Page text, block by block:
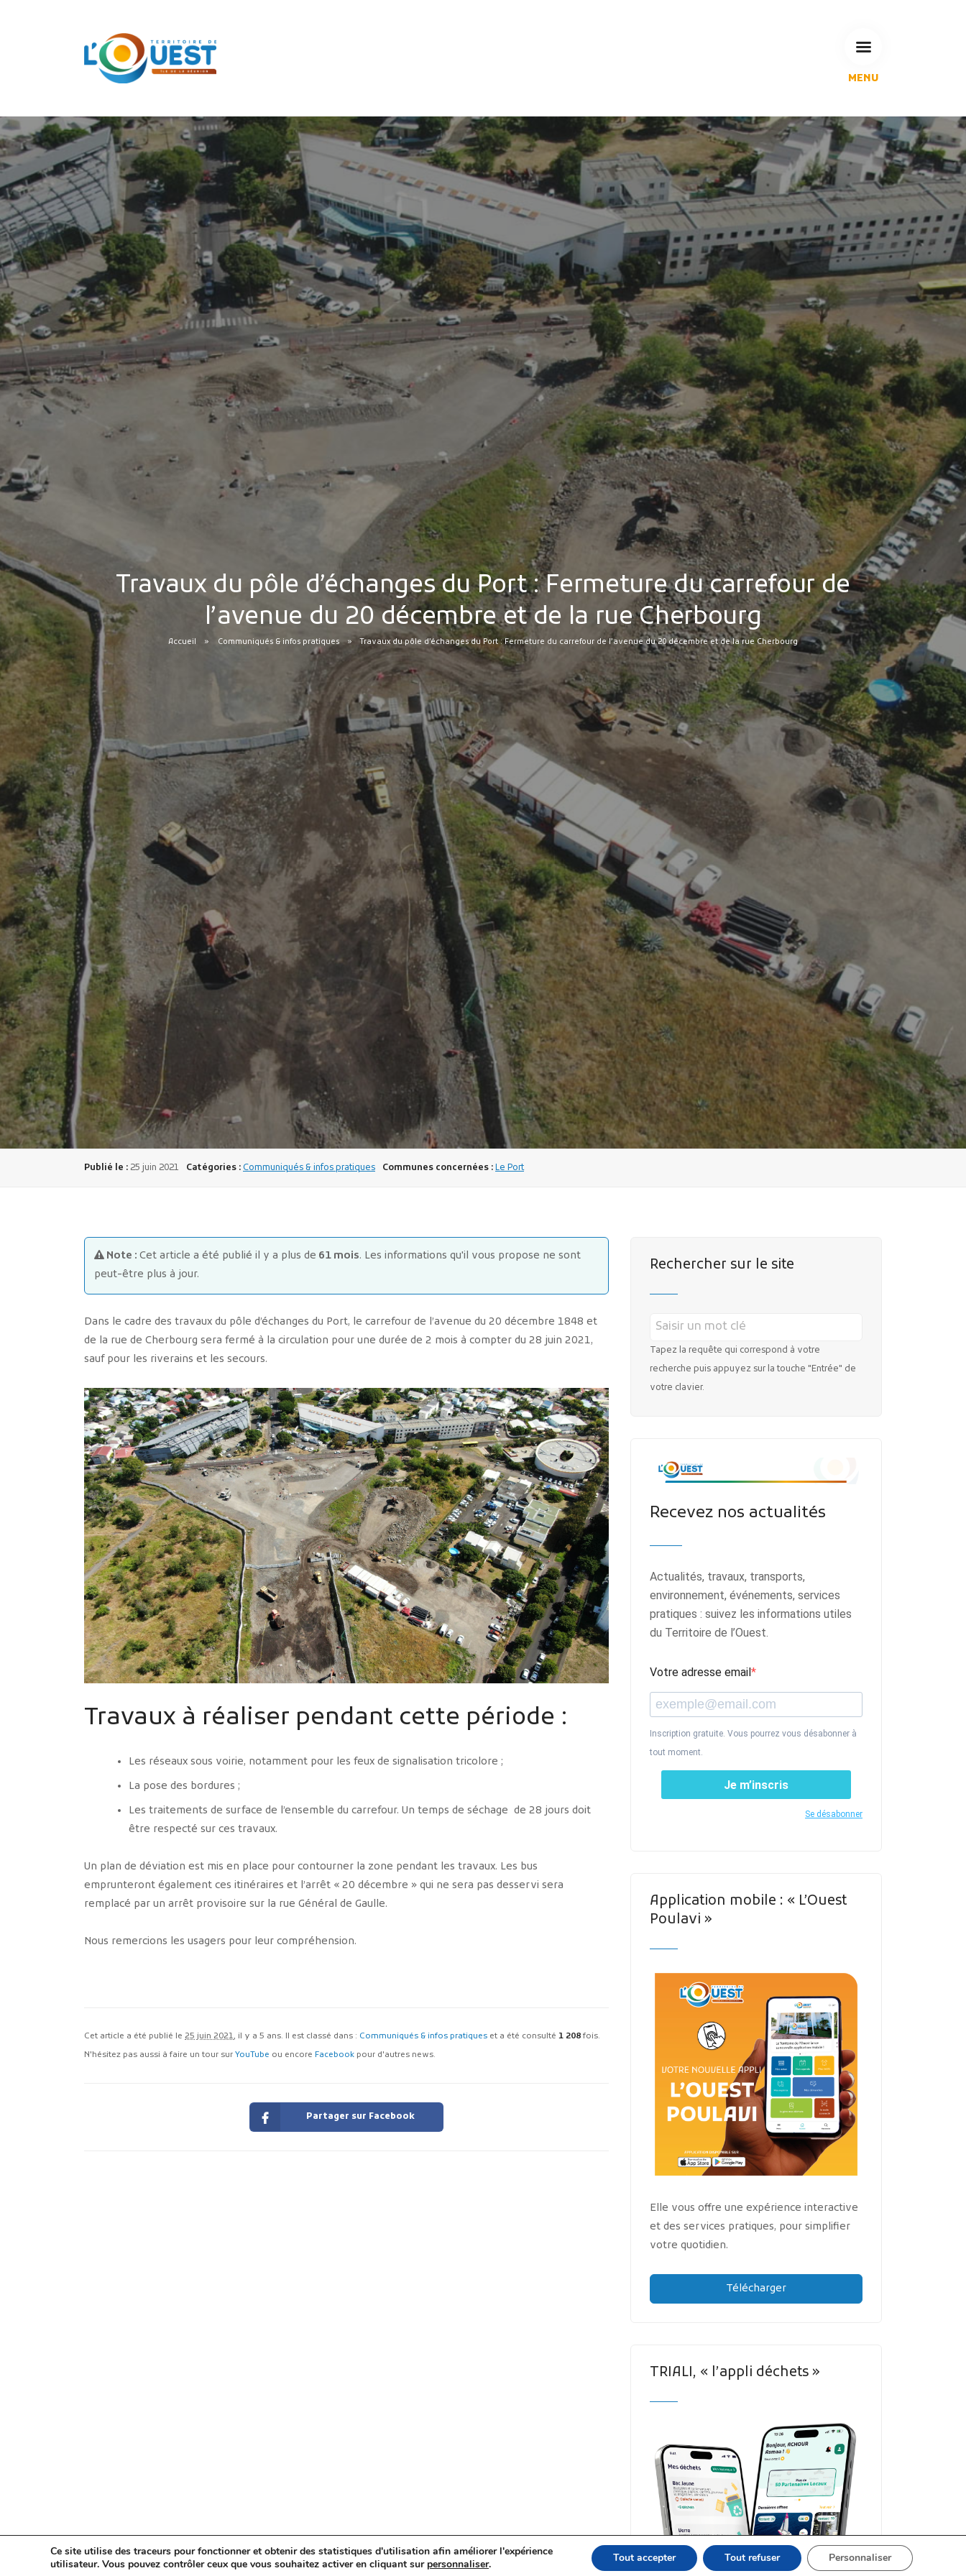
MENU
Espace Habitant
Espace Pro
Espace Pédagogique
RECHERCHE
CALENDRIERS DE COLLECTE
MES DÉMARCHES
Publicité des actes
Marchés publics
Projets financés par l'Europe
Plans d'accès
Travaux du pôle d’échanges du Port : Fermeture du carrefour de
l’avenue du 20 décembre et de la rue Cherbourg
Accueil Communiqués & infos pratiques Travaux du pôle d’échanges du Port : Fermeture du carrefour de l’avenue du 20 décembre et de la rue Cherbourg
Publié le : 25 juin 2021 Catégories :Communiqués & infos pratiques Communes concernées :Le Port
Note : Cet article a été publié il y a plus de 61 mois. Les informations qu'il vous propose ne sont
peut-être plus à jour.
Dans le cadre des travaux du pôle d’échanges du Port, le carrefour de l’avenue du 20 décembre 1848 et
de la rue de Cherbourg sera fermé à la circulation pour une durée de 2 mois à compter du 28 juin 2021,
sauf pour les riverains et les secours.
Travaux à réaliser pendant cette période :
Les réseaux sous voirie, notamment pour les feux de signalisation tricolore ;
La pose des bordures ;
Les traitements de surface de l’ensemble du carrefour. Un temps de séchage de 28 jours doit
être respecté sur ces travaux.
Un plan de déviation est mis en place pour contourner la zone pendant les travaux. Les bus
emprunteront également ces itinéraires et l’arrêt « 20 décembre » qui ne sera pas desservi sera
remplacé par un arrêt provisoire sur la rue Général de Gaulle.
Nous remercions les usagers pour leur compréhension.
Cet article a été publié le 25 juin 2021, il y a 5 ans. Il est classé dans : Communiqués & infos pratiques et a été consulté 1 208 fois.
N'hésitez pas aussi à faire un tour sur YouTube ou encore Facebook pour d'autres news.
Partager sur Facebook
Rechercher sur le site
Tapez la requête qui correspond à votre
recherche puis appuyez sur la touche "Entrée" de
votre clavier.
Recevez nos actualités
Actualités, travaux, transports,
environnement, événements, services
pratiques : suivez les informations utiles
du Territoire de l’Ouest.
Votre adresse email
Inscription gratuite. Vous pourrez vous désabonner à
tout moment.
Je m’inscris
Se désabonner
Application mobile : « L’Ouest
Poulavi »
Elle vous offre une expérience interactive
et des services pratiques, pour simplifier
votre quotidien.
Télécharger
TRIALI, « l’appli déchets »
Ce site utilise des traceurs pour fonctionner et obtenir des statistiques d'utilisation afin améliorer l'expérience
utilisateur. Vous pouvez contrôler ceux que vous souhaitez activer en cliquant sur personnaliser. Tout accepter Tout refuser Personnaliser